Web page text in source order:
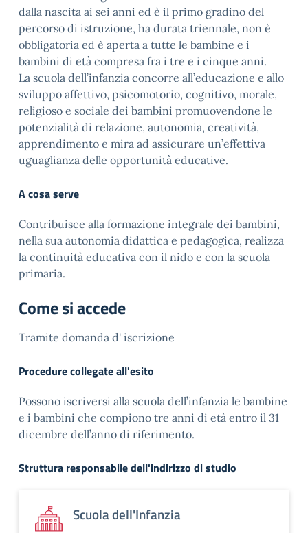
dalla nascita ai sei anni ed è il primo gradino del
percorso di istruzione, ha durata triennale, non è
obbligatoria ed è aperta a tutte le bambine e i
bambini di età compresa fra i tre e i cinque anni.
La scuola dell’infanzia concorre all’educazione e allo
sviluppo affettivo, psicomotorio, cognitivo, morale,
religioso e sociale dei bambini promuovendone le
potenzialità di relazione, autonomia, creatività,
apprendimento e mira ad assicurare un’effettiva
uguaglianza delle opportunità educative.
A cosa serve
Contribuisce alla formazione integrale dei bambini,
nella sua autonomia didattica e pedagogica, realizza
la continuità educativa con il nido e con la scuola
primaria.
Come si accede
Tramite domanda d' iscrizione
Procedure collegate all'esito
Possono iscriversi alla scuola dell’infanzia le bambine
e i bambini che compiono tre anni di età entro il 31
dicembre dell’anno di riferimento.
Struttura responsabile dell'indirizzo di studio
Scuola dell'Infanzia